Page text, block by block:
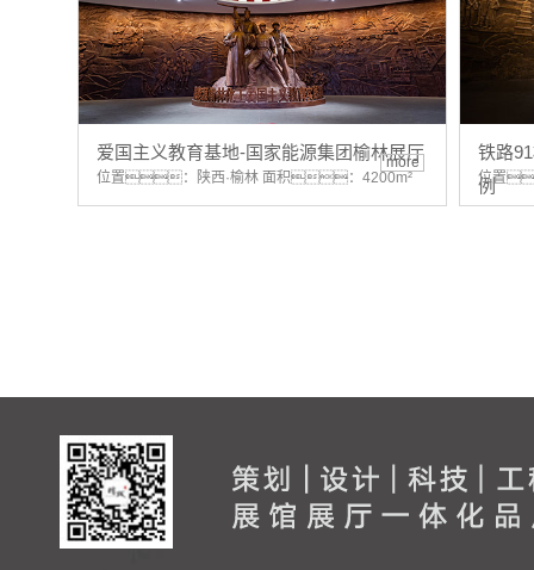
爱国主义教育基地-国家能源集团榆林展厅
位置：陕西·榆林 面积：4200m²
more
铁路
例
位置